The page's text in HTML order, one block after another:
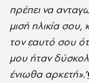
πρέπει να
μισή ηλικία σου,
τον εαυτό σου
μου ήταν
ένιωθα αρκετή».